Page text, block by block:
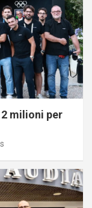
milioni per